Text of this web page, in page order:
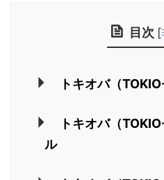
目次 [
トキオバ（
トキオバ（
ル